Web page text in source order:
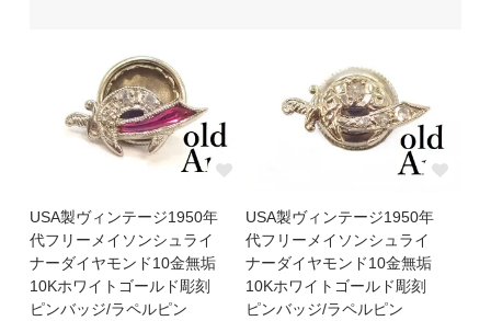
USA製ヴィンテージ1950年
代フリーメイソンシュライ
ナーダイヤモンド10金無垢
10Kホワイトゴールド彫刻
ピンバッジ/ラペルピン
USA製ヴィンテージ1950年
代フリーメイソンシュライ
ナーダイヤモンド10金無垢
10Kホワイトゴールド彫刻
ピンバッジ/ラペルピン